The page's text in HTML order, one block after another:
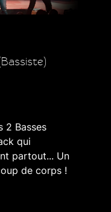
2 Basses
qui
partout... Un
de corps !